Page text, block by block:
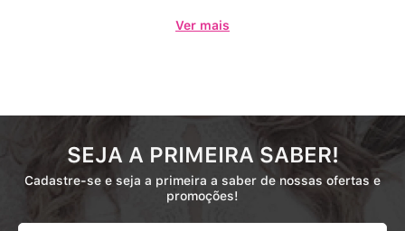
Ver mais
SEJA A PRIMEIRA SABER!
Cadastre-se e seja a primeira a saber de nossas ofertas e
promoções!